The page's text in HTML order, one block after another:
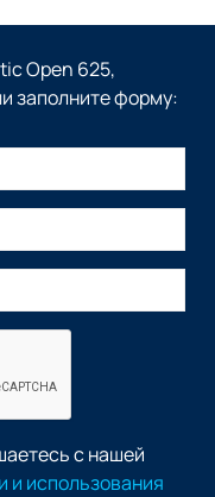
Open 625,
заполните форму:
с нашей
и использования